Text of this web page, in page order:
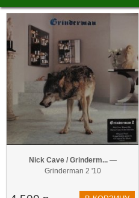
Nick Cave / Grinderm...—
Grinderman 2 '10